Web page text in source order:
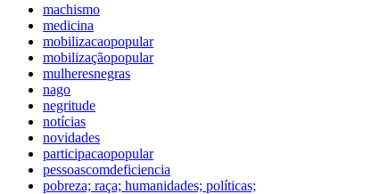
machismo
medicina
mobilizacaopopular
mobilizaçãopopular
mulheresnegras
nago
negritude
notícias
novidades
participacaopopular
pessoascomdeficiencia
pobreza; raça; humanidades; políticas;